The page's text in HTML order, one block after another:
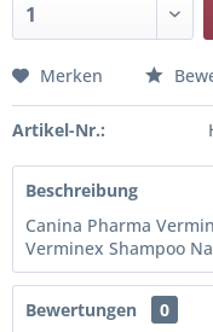
Merken
Artikel-Nr.:
Beschreibung
Canina Pharma
Verminex Shampoo
Bewertungen
0